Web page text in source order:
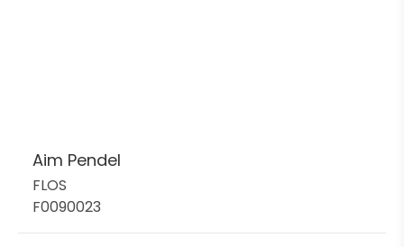
Aim Pendel
FLOS
F0090023